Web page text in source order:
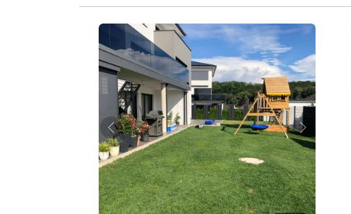
Zurück Weiter